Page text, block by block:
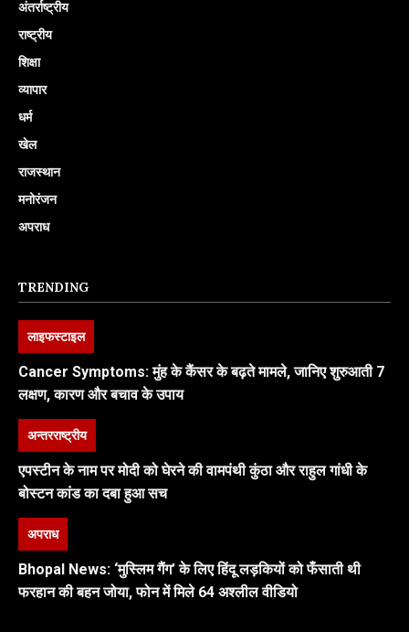
अंतर्राष्ट्रीय
राष्ट्रीय
शिक्षा
व्यापार
धर्म
खेल
राजस्थान
मनोरंजन
अपराध
TRENDING
लाइफस्टाइल
Cancer Symptoms: मुंह के कैंसर के बढ़ते मामले, जानिए शुरुआती 7
लक्षण, कारण और बचाव के उपाय
अन्तरराष्ट्रीय
एपस्टीन के नाम पर मोदी को घेरने की वामपंथी कुंठा और राहुल गांधी के
बोस्टन कांड का दबा हुआ सच
अपराध
Bhopal News: ‘मुस्लिम गैंग’ के लिए हिंदू लड़कियों को फँसाती थी
फरहान की बहन जोया, फोन में मिले 64 अश्लील वीडियो